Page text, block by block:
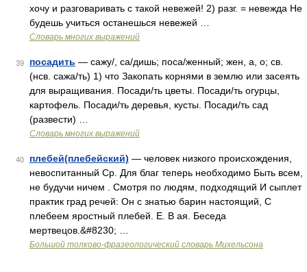
хочу и разговаривать с такой невежей! 2) разг. = невежда Не
будешь учиться останешься невежей …
Словарь многих выражений
39 посадить — сажу/, са/дишь; поса/женный; жен, а, о; св.
(нсв. сажа/ть) 1) что Закопать корнями в землю или засеять
для выращивания. Посади/ть цветы. Посади/ть огурцы,
картофель. Посади/ть деревья, кусты. Посади/ть сад
(развести) …
Словарь многих выражений
40 плебей(плебейский) — человек низкого происхождения,
невоспитанный Ср. Для благ теперь необходимо Быть всем,
не будучи ничем . Смотря по людям, подходящий И сыплет
практик град речей: Он с знатью барин настоящий, С
плебеем яростный плебей. Е. В ая. Беседа
мертвецов.&#8230; …
Большой толково-фразеологический словарь Михельсона